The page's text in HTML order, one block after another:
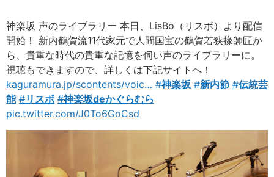
神楽坂 声のライブラリー 本日、LisBo（リスボ）より配信
開始！ 新内鶴賀流11代家元で人間国宝の鶴賀若狭掾師匠か
ら、貴重な時代の貴重な記憶を伺い声のライブラリーに。
視聴もできますので、詳しくは下記サイトへ！
kaguramura.jp/scontents/voic… #神楽坂 #新内節 #伝統芸
能 #リスボ #神楽坂deかぐらむら
pic.twitter.com/J0To6GoCsd